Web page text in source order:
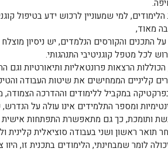
למי שמעוניין לרכוש ידע בטיפול
מאוד,
התכנים והקורסים הנלמדים, יש ניסיון
לכל מטפל קוגניטיבי התנהגותי.
הרצאות פרונטאליות ותיאורטיות
קליניים הממחישים את שיטות העבודה
במקביל ללימודים וההדרכה
ומספר התלמידים אינו עולה על
ותומכת, כך גם מתאפשרת התפתחות אישית
תואר ראשון ושני בעבודה סוציאלית
לומר שמבחינתי, הלימודים בתכנית זו,